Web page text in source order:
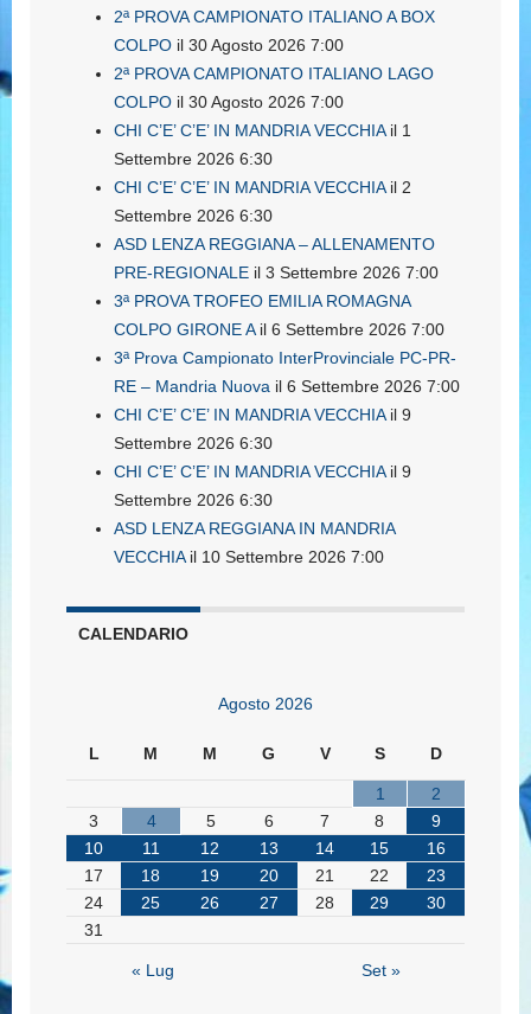
2ª PROVA CAMPIONATO ITALIANO A BOX
COLPO il 30 Agosto 2026 7:00
2ª PROVA CAMPIONATO ITALIANO LAGO
COLPO il 30 Agosto 2026 7:00
CHI C’E’ C’E’ IN MANDRIA VECCHIAil 1
Settembre 2026 6:30
CHI C’E’ C’E’ IN MANDRIA VECCHIAil 2
Settembre 2026 6:30
ASD LENZA REGGIANA – ALLENAMENTO
PRE-REGIONALE il 3 Settembre 2026 7:00
3ª PROVA TROFEO EMILIA ROMAGNA
COLPO GIRONE Ail 6 Settembre 2026 7:00
3ª Prova Campionato InterProvinciale PC-PR-
RE – Mandria Nuova il 6 Settembre 2026 7:00
CHI C’E’ C’E’ IN MANDRIA VECCHIAil 9
Settembre 2026 6:30
CHI C’E’ C’E’ IN MANDRIA VECCHIAil 9
Settembre 2026 6:30
ASD LENZA REGGIANA IN MANDRIA
VECCHIAil 10 Settembre 2026 7:00
CALENDARIO
Agosto 2026
L M M G V S D
1
2
3
4 5 6 7 8
9
10
11 12 13 14 15
16
17
18 19 20 21 22
23
24
25 26 27 28 29
30
31
« Lug Set »